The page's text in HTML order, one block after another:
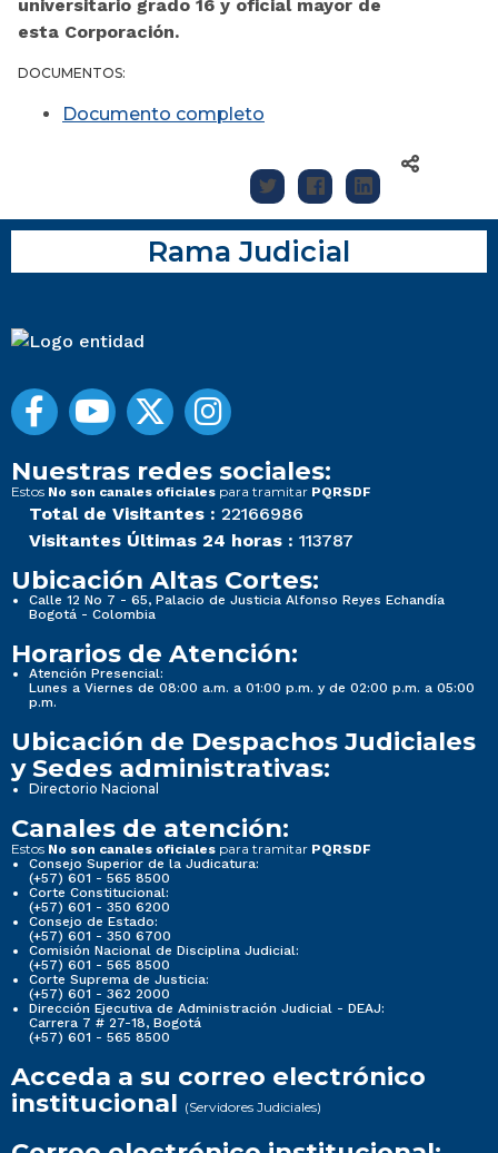
universitario grado 16 y oficial mayor de
esta Corporación.
DOCUMENTOS:
Documento completo
Rama Judicial
Nuestras redes sociales:
Estos No son canales oficiales para tramitar PQRSDF
Total de Visitantes : 22166986
Visitantes Últimas 24 horas : 113787
Ubicación Altas Cortes:
Calle 12 No 7 - 65, Palacio de Justicia Alfonso Reyes Echandía
Bogotá - Colombia
Horarios de Atención:
Atención Presencial:
Lunes a Viernes de 08:00 a.m. a 01:00 p.m. y de 02:00 p.m. a 05:00
p.m.
Ubicación de Despachos Judiciales
y Sedes administrativas:
Directorio Nacional
Canales de atención:
Estos No son canales oficiales para tramitar PQRSDF
Consejo Superior de la Judicatura:
(+57) 601 - 565 8500
Corte Constitucional:
(+57) 601 - 350 6200
Consejo de Estado:
(+57) 601 - 350 6700
Comisión Nacional de Disciplina Judicial:
(+57) 601 - 565 8500
Corte Suprema de Justicia:
(+57) 601 - 362 2000
Dirección Ejecutiva de Administración Judicial - DEAJ:
Carrera 7 # 27-18, Bogotá
(+57) 601 - 565 8500
Acceda a su correo electrónico
institucional (Servidores Judiciales)